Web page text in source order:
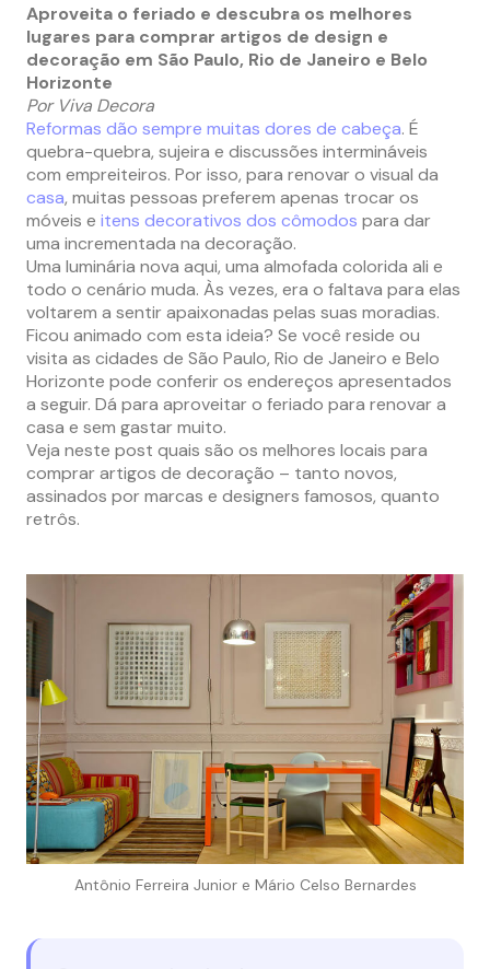
Aproveita o feriado e descubra os melhores
lugares para comprar artigos de design e
decoração em São Paulo, Rio de Janeiro e Belo
Horizonte
Por Viva Decora
Reformas dão sempre muitas dores de cabeça. É
quebra-quebra, sujeira e discussões intermináveis
com empreiteiros. Por isso, para renovar o visual da
casa, muitas pessoas preferem apenas trocar os
móveis e itens decorativos dos cômodos para dar
uma incrementada na decoração.
Uma luminária nova aqui, uma almofada colorida ali e
todo o cenário muda. Às vezes, era o faltava para elas
voltarem a sentir apaixonadas pelas suas moradias.
Ficou animado com esta ideia? Se você reside ou
visita as cidades de São Paulo, Rio de Janeiro e Belo
Horizonte pode conferir os endereços apresentados
a seguir. Dá para aproveitar o feriado para renovar a
casa e sem gastar muito.
Veja neste post quais são os melhores locais para
comprar artigos de decoração – tanto novos,
assinados por marcas e designers famosos, quanto
retrôs.
Antônio Ferreira Junior e Mário Celso Bernardes